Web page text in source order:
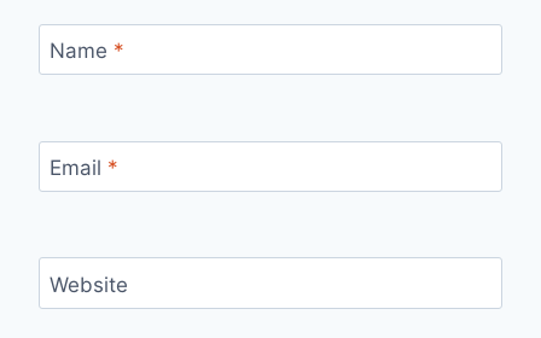
Name *
Email *
Website